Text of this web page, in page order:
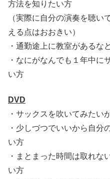
方法を知りたい方
（実際に自分の演奏を聴い
える点はおおきい）
・通勤途上に教室があるな
・なにがなんでも１年中に
い方
DVD
・サックスを吹いてみたい
・少しづつでいいから自分
い方
・まとまった時間は取れな
い方